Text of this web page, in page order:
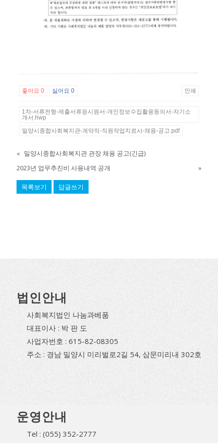
좋아요 0 싫어요 0 인쇄
1차-서류전형-제출서류응시원서-개인정보수집활용동의서-자기소
개서.hwp
밀양시종합사회복지관-계약직-직원작업치료사-채용-공고.pdf
« 밀양시종합사회복지관 관장 채용 공고(긴급)
2023년 업무추진비 사용내역 공개
»
목록보기 답글쓰기
법인안내
사회복지법인 나눔과베품
대표이사 : 박 판 도
사업자번호 : 615-82-08305
주소 : 경남 밀양시 미리벌로2길 54, 삼문미리내 302호
운영안내
Tel : (055) 352-2777